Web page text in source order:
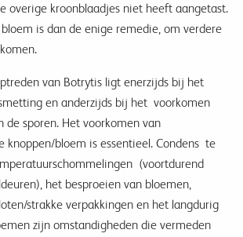
overige kroonblaadjes niet heeft aangetast.
is dan de enige remedie, om verdere
van Botrytis ligt enerzijds bij het
en anderzijds bij het voorkomen
de sporen. Het voorkomen van
knoppen/bloem is essentieel. Condens te
(voortdurend
het besproeien van bloemen,
strakke verpakkingen en het langdurig
zijn omstandigheden die vermeden